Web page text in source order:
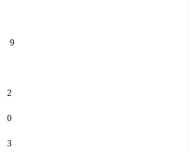
9
2
0
3